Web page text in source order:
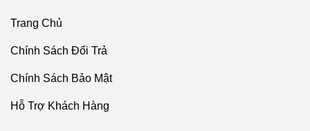
Trang Chủ
Chính Sách Đổi Trả
Chính Sách Bảo Mật
Hỗ Trợ Khách Hàng